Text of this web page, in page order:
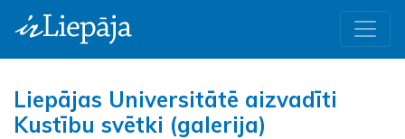
Liepājas Universitātē aizvadīti
Kustību svētki (galerija)